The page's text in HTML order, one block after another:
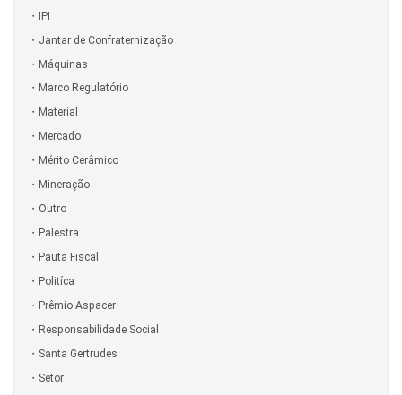
IPI
Jantar de Confraternização
Máquinas
Marco Regulatório
Material
Mercado
Mérito Cerâmico
Mineração
Outro
Palestra
Pauta Fiscal
Politíca
Prêmio Aspacer
Responsabilidade Social
Santa Gertrudes
Setor